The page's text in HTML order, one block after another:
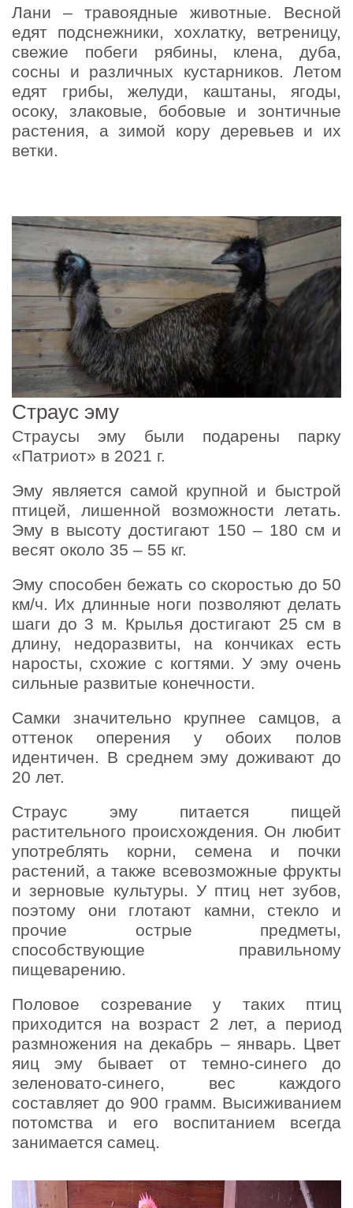
Лани – травоядные животные. Весной
едят подснежники, хохлатку, ветреницу,
свежие побеги рябины, клена, дуба,
сосны и различных кустарников. Летом
едят грибы, желуди, каштаны, ягоды,
осоку, злаковые, бобовые и зонтичные
растения, а зимой кору деревьев и их
ветки.
Страус эму
Страусы эму были подарены парку
«Патриот» в 2021 г.
Эму является самой крупной и быстрой
птицей, лишенной возможности летать.
Эму в высоту достигают 150 – 180 см и
весят около 35 – 55 кг.
Эму способен бежать со скоростью до 50
км/ч. Их длинные ноги позволяют делать
шаги до 3 м. Крылья достигают 25 см в
длину, недоразвиты, на кончиках есть
наросты, схожие с когтями. У эму очень
сильные развитые конечности.
Самки значительно крупнее самцов, а
оттенок оперения у обоих полов
идентичен. В среднем эму доживают до
20 лет.
Страус эму питается пищей
растительного происхождения. Он любит
употреблять корни, семена и почки
растений, а также всевозможные фрукты
и зерновые культуры. У птиц нет зубов,
поэтому они глотают камни, стекло и
прочие острые предметы,
способствующие правильному
пищеварению.
Половое созревание у таких птиц
приходится на возраст 2 лет, а период
размножения на декабрь – январь. Цвет
яиц эму бывает от темно-синего до
зеленовато-синего, вес каждого
составляет до 900 грамм. Высиживанием
потомства и его воспитанием всегда
занимается самец.